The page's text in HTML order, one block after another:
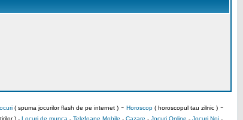
( spuma jocurilor flash de pe internet )- Horoscop( horoscopul tau zilnic )-
) - Locuri de munca - Telefoane Mobile - Cazare - Jocuri Online - Jocuri Noi-